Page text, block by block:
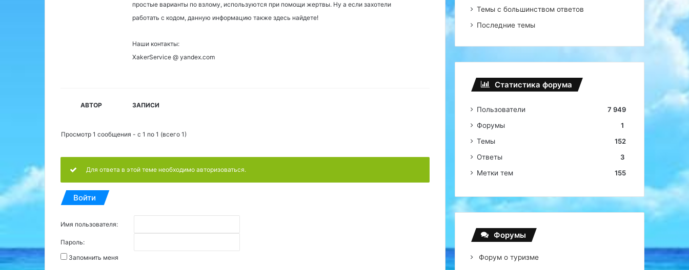
простые варианты по взлому, используются при помощи жертвы. Ну а если захотели
работать с кодом, данную информацию также здесь найдете!
Наши контакты:
XakerService @ yandex.com
АВТОР ЗАПИСИ
Просмотр 1 сообщения - с 1 по 1 (всего 1)
Для ответа в этой теме необходимо авторизоваться.
Войти
Имя пользователя:
Пароль:
Запомнить меня
Темы с большинством ответов
Последние темы
Статистика форума
Пользователи
7 949
Форумы
1
Темы
152
Ответы
3
Метки тем
155
Форумы
Форум о туризме